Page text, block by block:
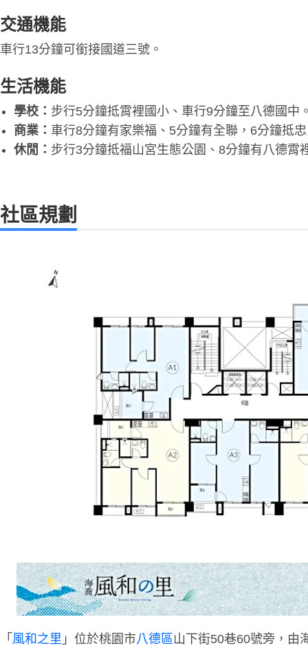
交通機能
車行13分鐘可銜接國道三號。
生活機能
學校： 步行5分鐘抵霄裡國小、車行9分鐘至八德國中
商業： 車行8分鐘有家樂福、5分鐘有全聯，6分鐘抵
休閒： 步行3分鐘抵福山宮生態公園、8分鐘有八德霄
社區規劃
「 風和之里 」位於桃園市八德區山下街50巷60號旁，由